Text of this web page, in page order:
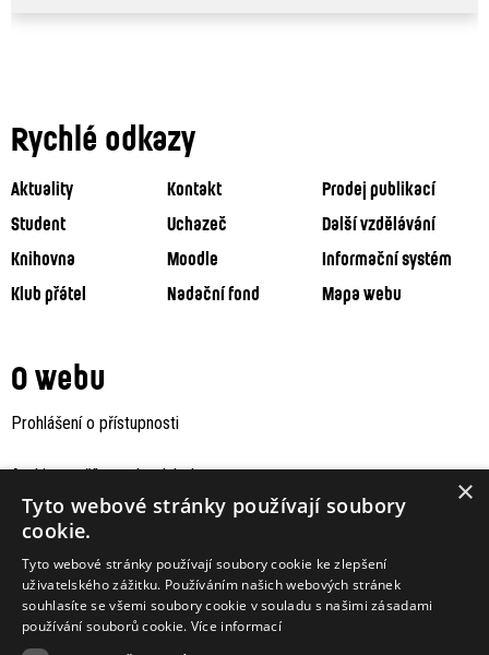
Rychlé odkazy
Aktuality Kontakt
Prodej publikací
Student
Uchazeč
Další vzdělávání
Knihovna
Moodle
Informační systém
Klub přátel
Nadační fond Mapa webu
O webu
Prohlášení o přístupnosti
Archiv staršího webu Jaboku ×
Tyto webové stránky používají soubory
cookie.
Tyto webové stránky používají soubory cookie ke zlepšení
uživatelského zážitku. Používáním našich webových stránek
souhlasíte se všemi soubory cookie v souladu s našimi zásadami
používání souborů cookie. Více informací